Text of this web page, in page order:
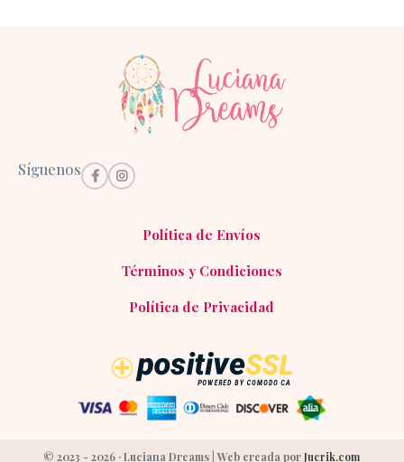
Síguenos
Política de Envíos
Términos y Condiciones
Política de Privacidad
© 2023 - 2026 · Luciana Dreams | Web creada porJucrik.com